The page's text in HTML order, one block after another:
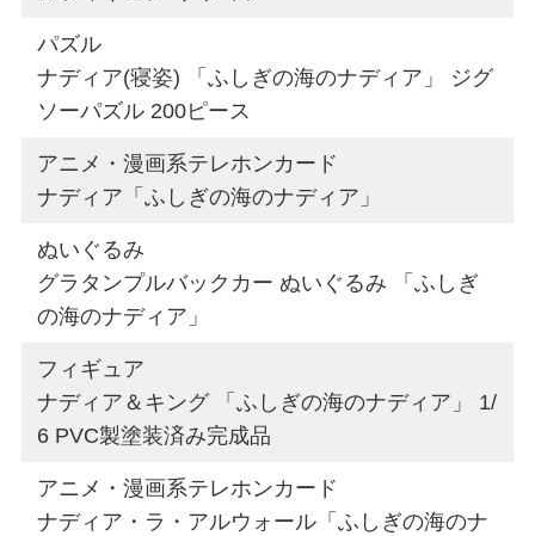
パズル
ナディア(寝姿) 「ふしぎの海のナディア」 ジグ
ソーパズル 200ピース
アニメ・漫画系テレホンカード
ナディア「ふしぎの海のナディア」
ぬいぐるみ
グラタンプルバックカー ぬいぐるみ 「ふしぎ
の海のナディア」
フィギュア
ナディア＆キング 「ふしぎの海のナディア」 1/
6 PVC製塗装済み完成品
アニメ・漫画系テレホンカード
ナディア・ラ・アルウォール「ふしぎの海のナ